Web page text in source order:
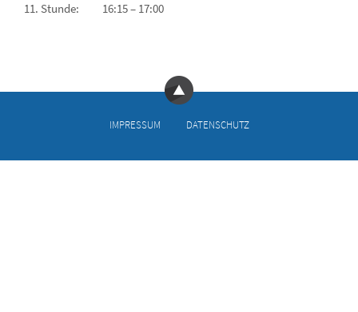
11. Stunde:
16:15 – 17:00
IMPRESSUM DATEN­SCHUTZ